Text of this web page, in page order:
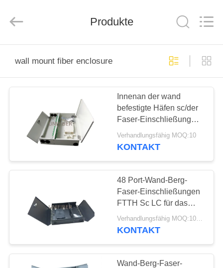
PRODUKTE
ÜBER
UNS
FABRIK-
QUALITÄTSKONTROLLE
TRETEN
SIE
Co.,Ltd.
Produkte
wall mount fiber enclosure
Innenan der wand
befestigte Häfen sc/der
Faser-Einschließung
12/24/36/48 APC
Verhandlungsfähig MOQ:10
KONTAKT
48 Port-Wand-Berg-
Faser-Einschließungen
FTTH Sc LC für das
Verstärken
Verhandlungsfähig MOQ:10pcs
KONTAKT
Wand-Berg-Faser-